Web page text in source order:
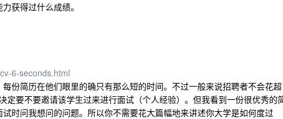
获得过什么成绩。
6-seconds.html
份简历在他们眼里的确只有那么短的时间。不过一般来说招聘者不会花超
定要不要邀请该学生过来进行面试（个人经验）。但我看到一份很优秀的
时问我想问的问题。所以你不需要花大篇幅地来讲述你大学是如何度过